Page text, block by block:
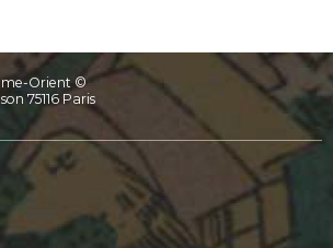
Orient ©
75116 Paris